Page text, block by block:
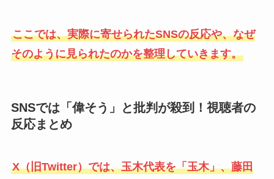
ここでは、実際に寄せられたSNSの反応や、なぜ
そのように見られたのかを整理していきます。
SNSでは「偉そう」と批判が殺到！視聴者の
反応まとめ
X（旧Twitter）では、玉木代表を「玉木」、藤田